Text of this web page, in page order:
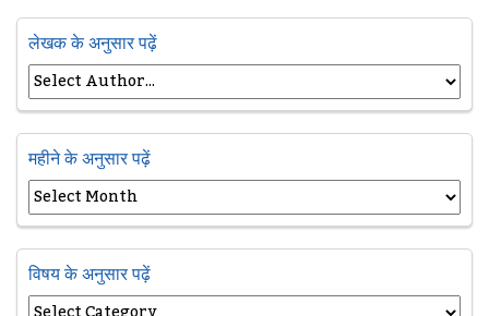
लेखक के अनुसार पढ़ें
महीने के अनुसार पढ़ें
विषय के अनुसार पढ़ें